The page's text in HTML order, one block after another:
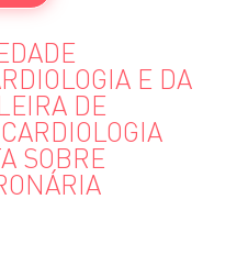
E DA
DE
SOBRE